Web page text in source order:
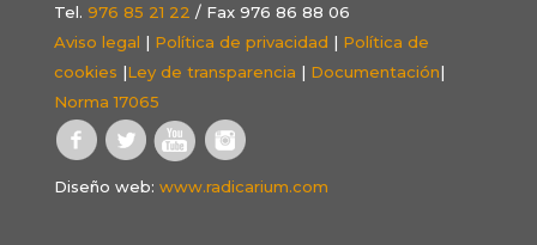
Tel. 976 85 21 22 / Fax 976 86 88 06
Aviso legal | Política de privacidad | Política de
cookies |Ley de transparencia | Documentación|
Norma 17065
Diseño web: www.radicarium.com